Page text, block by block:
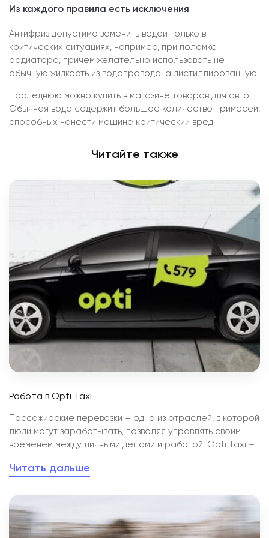
Из каждого правила есть исключения
Антифриз допустимо заменить водой только в
критических ситуациях, например, при поломке
радиатора, причем желательно использовать не
обычную жидкость из водопровода, а дистиллированную.
Последнюю можно купить в магазине товаров для авто.
Обычная вода содержит большое количество примесей,
способных нанести машине критический вред.
Читайте также
Работа в Opti Taxi
Пассажирские перевозки – одна из отраслей, в которой
люди могут зарабатывать, позволяя управлять своим
временем между личными делами и работой. Opti Taxi –
Компания присутствует в 40 городах, имеет
водителям выгодные условия, помощь и множество
других преимуществ. Образование и стремление к
развитию – сильные стороны компании, поэтому каждый
Читать дальше